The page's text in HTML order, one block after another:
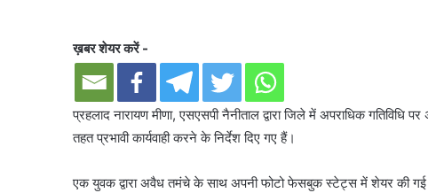
ख़बर शेयर करें -
प्रहलाद नारायण मीणा, एसएसपी नैनीताल द्वारा जिले में अपराधिक
तहत प्रभावी कार्यवाही करने के निर्देश दिए गए हैं।
एक युवक द्वारा अवैध तमंचे के साथ अपनी फोटो फेसबुक स्टेट्स में शेयर की